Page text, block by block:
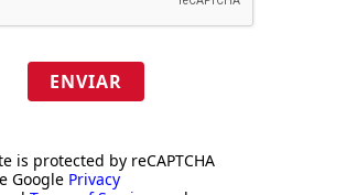
ENVIAR
is protected by reCAPTCHA
Google Privacy